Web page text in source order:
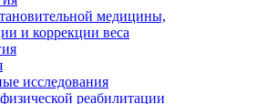
медицины,
и коррекции веса
исследования
реабилитации